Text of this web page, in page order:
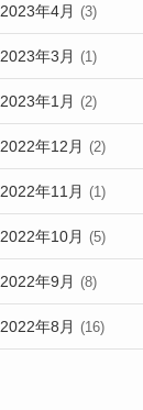
2023年4月 (3)
2023年3月 (1)
2023年1月 (2)
2022年12月 (2)
2022年11月 (1)
2022年10月 (5)
2022年9月 (8)
2022年8月 (16)